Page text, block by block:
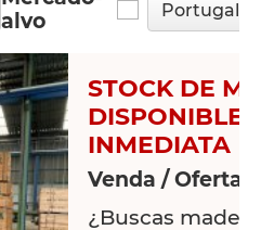
alvo
STOCK DE
DISPONIBLE
INMEDIATA
Venda / Oferta
¿Buscas